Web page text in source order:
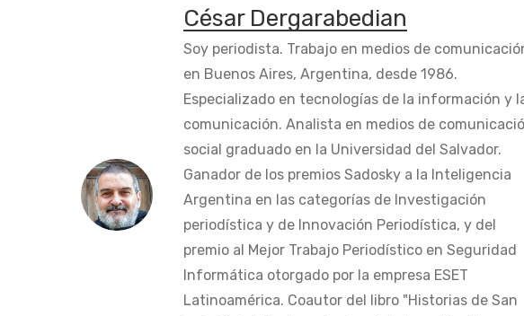
César Dergarabedian
Soy periodista. Trabajo en medios de
en Buenos Aires, Argentina, desde 1986.
Especializado en tecnologías de la información y
comunicación. Analista en medios de
social graduado en la Universidad del Salvador.
Ganador de los premios Sadosky a la Inteligencia
Argentina en las categorías de Investigación
periodística y de Innovación Periodística, y del
premio al Mejor Trabajo Periodístico en Seguridad
Informática otorgado por la empresa ESET
Latinoamérica. Coautor del libro "Historias de San